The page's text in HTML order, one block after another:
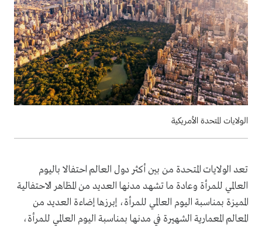
الولايات المتحدة الأمريكية
تعد الولايات المتحدة من بين أكثر دول العالم احتفالا باليوم
العالمي للمرأة وعادة ما تشهد مدنها العديد من المظاهر الاحتفالية
المميزة بمناسبة اليوم العالمي للمرأة، إبرزها إضاءة العديد من
المعالم المعمارية الشهيرة في مدنها بمناسبة اليوم العالمي للمرأة،